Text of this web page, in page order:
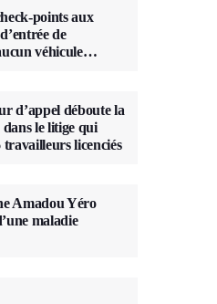
points aux
de
véhicule
d’appel déboute la
le litige qui
travailleurs licenciés
Amadou Yéro
maladie